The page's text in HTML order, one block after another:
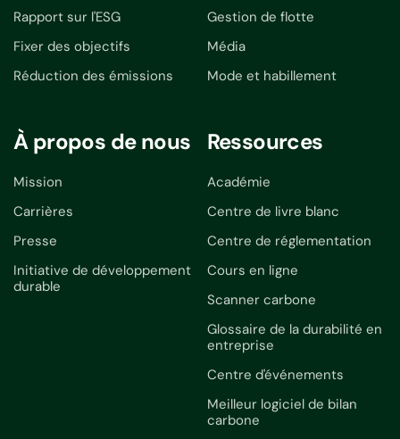
Rapport sur l'ESG
Fixer des objectifs
Réduction des émissions
Gestion de flotte
Média
Mode et habillement
À propos de nous
Mission
Carrières
Presse
Initiative de développement
durable
Ressources
Académie
Centre de livre blanc
Centre de réglementation
Cours en ligne
Scanner carbone
Glossaire de la durabilité en
entreprise
Centre d'événements
Meilleur logiciel de bilan
carbone